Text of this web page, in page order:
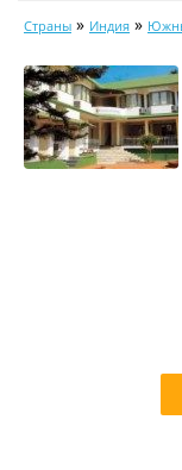
Календарь туров
Цены дня
Страны
Страны » Индия »